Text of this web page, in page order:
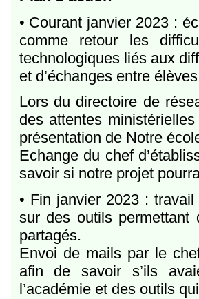
• Courant janvier 2023 :
comme retour les
technologiques liés aux
et d’échanges entre
Lors du directoire de
des attentes
présentation de Notre
Echange du chef
savoir si notre projet
• Fin janvier 2023 :
sur des outils
partagés.
Envoi de mails par le
afin de savoir s’ils
l’académie et des outils